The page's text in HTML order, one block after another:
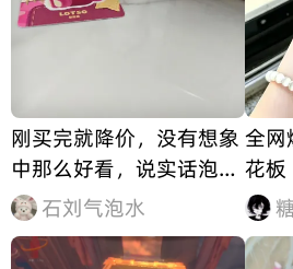
刚买完就降价，没有想象
中那么好看，说实话泡泡
家的草莓熊颜色真心不好
看
石刘气泡水
全网
花板